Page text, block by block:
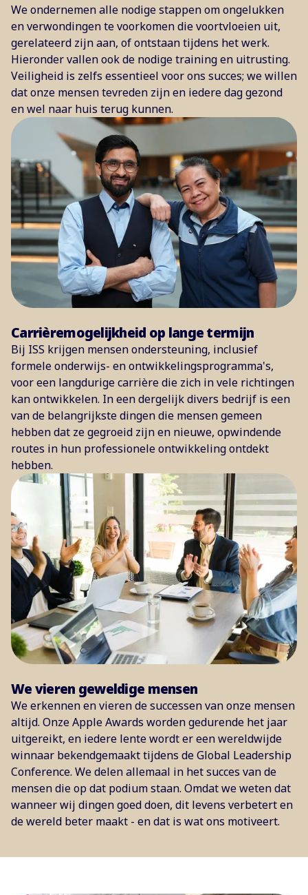
We ondernemen alle nodige stappen om ongelukken
en verwondingen te voorkomen die voortvloeien uit,
gerelateerd zijn aan, of ontstaan tijdens het werk.
Hieronder vallen ook de nodige training en uitrusting.
Veiligheid is zelfs essentieel voor ons succes; we willen
dat onze mensen tevreden zijn en iedere dag gezond
en wel naar huis terug kunnen.
Carrièremogelijkheid op lange termijn
Bij ISS krijgen mensen ondersteuning, inclusief
formele onderwijs- en ontwikkelingsprogramma's,
voor een langdurige carrière die zich in vele richtingen
kan ontwikkelen. In een dergelijk divers bedrijf is een
van de belangrijkste dingen die mensen gemeen
hebben dat ze gegroeid zijn en nieuwe, opwindende
routes in hun professionele ontwikkeling ontdekt
hebben.
We vieren geweldige mensen
We erkennen en vieren de successen van onze mensen
altijd. Onze Apple Awards worden gedurende het jaar
uitgereikt, en iedere lente wordt er een wereldwijde
winnaar bekendgemaakt tijdens de Global Leadership
Conference. We delen allemaal in het succes van de
mensen die op dat podium staan. Omdat we weten dat
wanneer wij dingen goed doen, dit levens verbetert en
de wereld beter maakt - en dat is wat ons motiveert.